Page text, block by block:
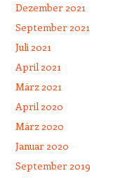
Dezember 2021
September 2021
Juli 2021
April 2021
März 2021
April 2020
März 2020
Januar 2020
September 2019